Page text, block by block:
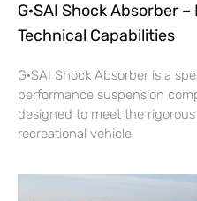
G·SAI Shock Absorber
Technical Capabilities
G·SAI Shock Absorber is a
performance suspension
designed to meet the
recreational vehicle